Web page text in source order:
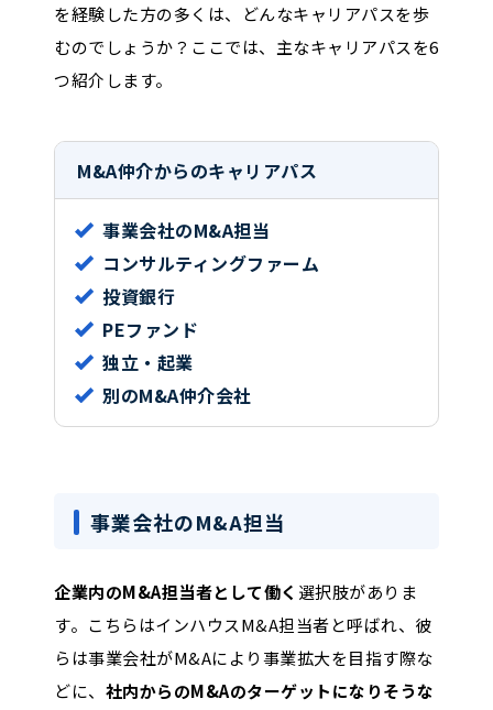
を経験した方の多くは、どんなキャリアパスを歩
むのでしょうか？ここでは、主なキャリアパスを6
つ紹介します。
M&A仲介からのキャリアパス
事業会社のM&A担当
コンサルティングファーム
投資銀行
PEファンド
独立・起業
別のM&A仲介会社
事業会社のM&A担当
企業内のM&A担当者として働く 選択肢がありま
す。こちらはインハウスM&A担当者と呼ばれ、彼
らは事業会社がM&Aにより事業拡大を目指す際な
どに、 社内からのM&Aのターゲットになりそうな